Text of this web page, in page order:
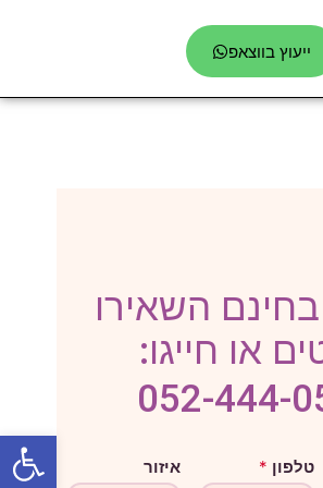
ייעוץ בווצאפ
בחינם השאירו
או חייגו:
052-444-
טלפון * איזור
פתח